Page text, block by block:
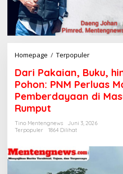
Homepage / Terpopuler
r
i
P
a
i
Dari Pakaian, Buku,
Pohon: PNM Perluas
Pemberdayaan di
Rumput
Tino Mentengnews
Juni 3, 2026
Terpopuler
1864 Dilihat